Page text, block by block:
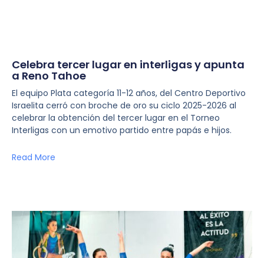
Celebra tercer lugar en interligas y apunta
a Reno Tahoe
El equipo Plata categoría 11-12 años, del Centro Deportivo
Israelita cerró con broche de oro su ciclo 2025-2026 al
celebrar la obtención del tercer lugar en el Torneo
Interligas con un emotivo partido entre papás e hijos.
Read More